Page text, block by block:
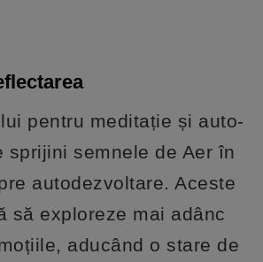
pentru meditație și auto-
sprijini semnele de Aer în
autodezvoltare. Aceste
să exploreze mai adânc
aducând o stare de